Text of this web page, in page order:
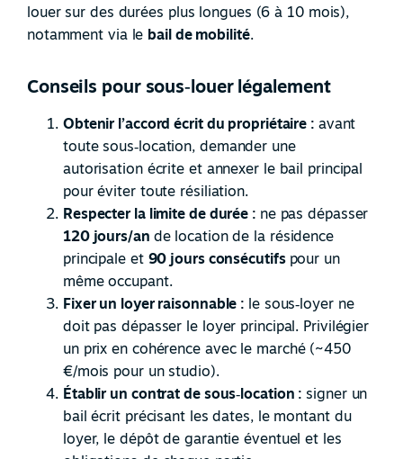
louer sur des durées plus longues (6 à 10 mois),
notamment via le bail de mobilité.
Conseils pour sous‑louer légalement
Obtenir l’accord écrit du propriétaire : avant
toute sous‑location, demander une
autorisation écrite et annexer le bail principal
pour éviter toute résiliation.
Respecter la limite de durée : ne pas dépasser
120 jours/an de location de la résidence
principale et 90 jours consécutifs pour un
même occupant.
Fixer un loyer raisonnable : le sous‑loyer ne
doit pas dépasser le loyer principal. Privilégier
un prix en cohérence avec le marché (~450
€/mois pour un studio).
Établir un contrat de sous‑location : signer un
bail écrit précisant les dates, le montant du
loyer, le dépôt de garantie éventuel et les